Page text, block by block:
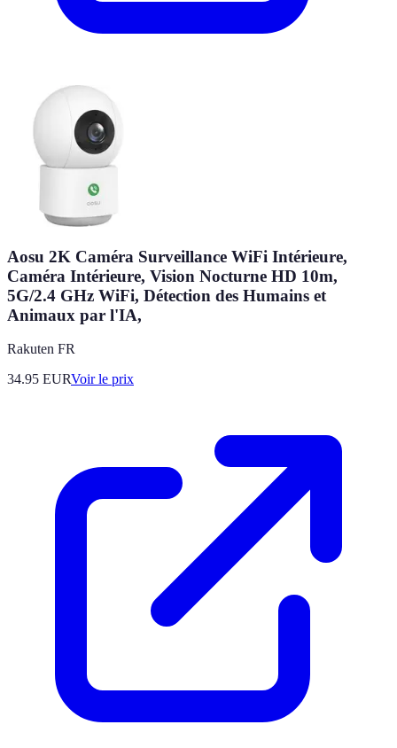
Aosu 2K Caméra Surveillance WiFi Intérieure,
Caméra Intérieure, Vision Nocturne HD 10m,
5G/2.4 GHz WiFi, Détection des Humains et
Animaux par l'IA,
Rakuten FR
34.95 EURVoir le prix